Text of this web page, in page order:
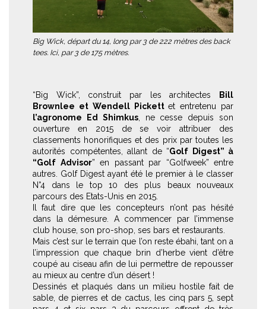
Big Wick, départ du 14, long par 3 de 222 mètres des back
tees. Ici, par 3 de 175 mètres.
“Big Wick”, construit par les architectes
Bill
Brownlee et Wendell Pickettet entretenu par
l’agronome Ed Shimkus, ne cesse depuis son
ouverture en 2015 de se voir attribuer des
classements honorifiques et des prix par toutes les
autorités compétentes, allant de “Golf Digest” à
“Golf Advisor” en passant par “Golfweek” entre
autres. Golf Digest ayant été le premier à le classer
N°4 dans le top 10 des plus beaux nouveaux
parcours des Etats-Unis en 2015.
Il faut dire que les concepteurs n’ont pas hésité
dans la démesure. A commencer par l’immense
club house, son pro-shop, ses bars et restaurants.
Mais c’est sur le terrain que l’on reste ébahi, tant on a
l’impression que chaque brin d’herbe vient d’être
coupé au ciseau afin de lui permettre de repousser
au mieux au centre d’un désert !
Dessinés et plaqués dans un milieu hostile fait de
sable, de pierres et de cactus, les cinq pars 5, sept